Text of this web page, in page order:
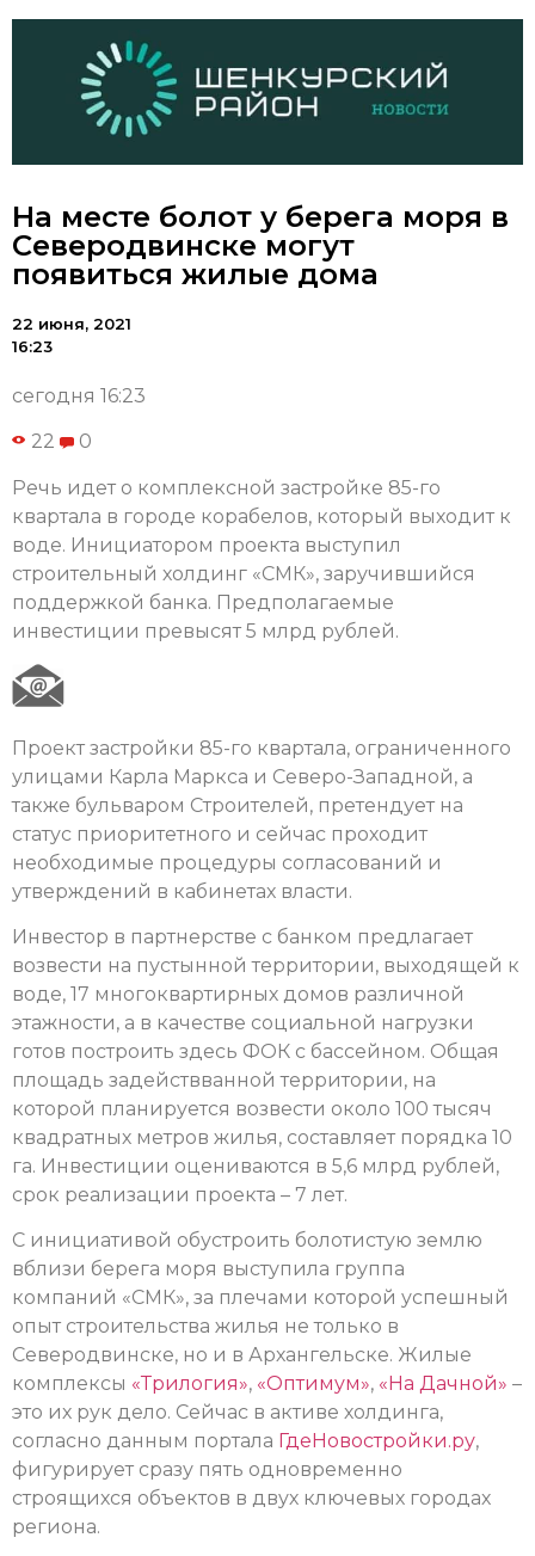
На месте болот у берега моря в
Северодвинске могут
появиться жилые дома
22 июня, 2021
16:23
сегодня 16:23
22 0
Речь идет о комплексной застройке 85-го
квартала в городе корабелов, который выходит к
воде. Инициатором проекта выступил
строительный холдинг «СМК», заручившийся
поддержкой банка. Предполагаемые
инвестиции превысят 5 млрд рублей.
Проект застройки 85-го квартала, ограниченного
улицами Карла Маркса и Северо-Западной, а
также бульваром Строителей, претендует на
статус приоритетного и сейчас проходит
необходимые процедуры согласований и
утверждений в кабинетах власти.
Инвестор в партнерстве с банком предлагает
возвести на пустынной территории, выходящей к
воде, 17 многоквартирных домов различной
этажности, а в качестве социальной нагрузки
готов построить здесь ФОК с бассейном. Общая
площадь задействванной территории, на
которой планируется возвести около 100 тысяч
квадратных метров жилья, составляет порядка 10
га. Инвестиции оцениваются в 5,6 млрд рублей,
срок реализации проекта – 7 лет.
С инициативой обустроить болотистую землю
вблизи берега моря выступила группа
компаний «СМК», за плечами которой успешный
опыт строительства жилья не только в
Северодвинске, но и в Архангельске. Жилые
комплексы «Трилогия», «Оптимум», «На Дачной» –
это их рук дело. Сейчас в активе холдинга,
согласно данным портала ГдеНовостройки.ру,
фигурирует сразу пять одновременно
строящихся объектов в двух ключевых городах
региона.